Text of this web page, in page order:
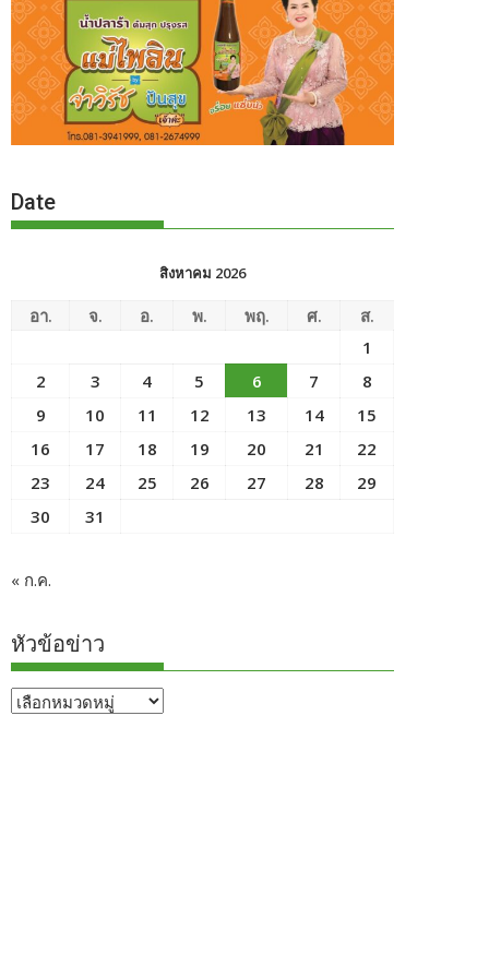
Date
สิงหาคม 2026
อา. จ. อ. พ. พฤ. ศ.
ส.
1
2
3 4 5 6 7
8
9
10 11 12 13 14
15
16
17 18 19 20 21
22
23
24 25 26 27 28
29
30
31
« ก.ค.
หัวข้อข่าว
หัวข้อ